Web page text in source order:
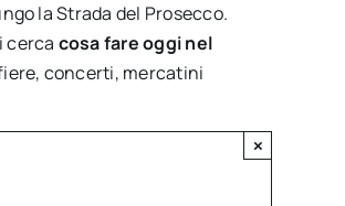
la Strada del Prosecco.
cerca cosa fare oggi nel
concerti, mercatini
×